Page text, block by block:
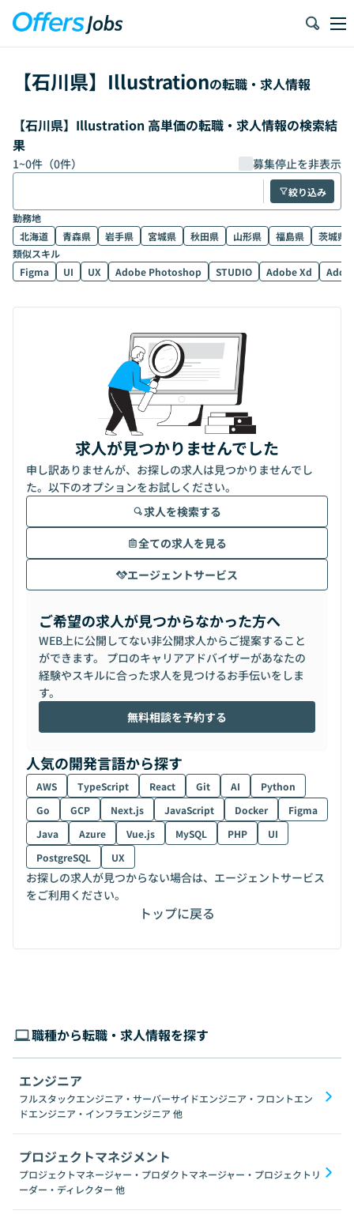
【石川県】 Illustrationの転職・求人情報
【石川県】Illustration 高単価の転職・求人情報の検索結
果
1~0件（0件） 募集停止を非表示
絞り込み
勤務地
北海道
青森県 岩手県 宮城県 秋田県 山形県 福島県
茨城県
類似スキル
Figma
UI UX Adobe Photoshop STUDIO Adobe Xd
求人が見つかりませんでした
申し訳ありませんが、お探しの求人は見つかりませんでし
た。以下のオプションをお試しください。
求人を検索する
全ての求人を見る
エージェントサービス
ご希望の求人が見つからなかった方へ
WEB上に公開してない非公開求人からご提案すること
ができます。 プロのキャリアアドバイザーがあなたの
経験やスキルに合った求人を見つけるお手伝いをしま
す。
無料相談を予約する
人気の開発言語から探す
AWS TypeScript React Git AI
Python
Go
GCP Next.js JavaScript Docker
Figma
Java
Azure Vue.js MySQL PHP
UI
PostgreSQL
UX
お探しの求人が見つからない場合は、エージェントサービス
をご利用ください。
トップに戻る
職種から転職・求人情報を探す
エンジニア
フルスタックエンジニア・サーバーサイドエンジニア・フロントエン
ドエンジニア・インフラエンジニア 他
プロジェクトマネジメント
プロジェクトマネージャー・プロダクトマネージャー・プロジェクトリ
ーダー・ディレクター 他